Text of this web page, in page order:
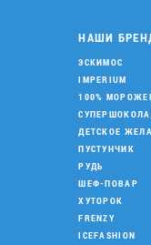
НАШИ
ЭСКИМОС
IMPERIUM
100%
ДЕТСКОЕ
ПУСТУНЧИК
РУДЬ
ШЕФ-ПОВАР
ХУТОРОК
FRENZY
ICEFASHION